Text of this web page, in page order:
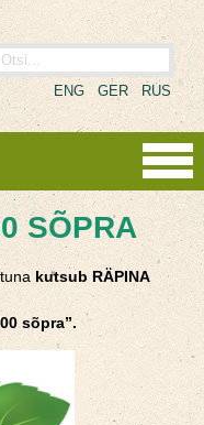
ENG GER RUS
SÕPRA
kutsub RÄPINA
sõpra”.